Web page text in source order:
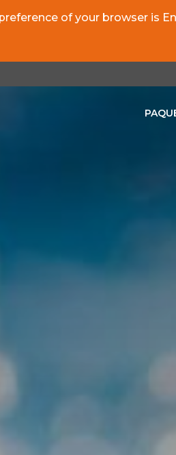
of your browser is